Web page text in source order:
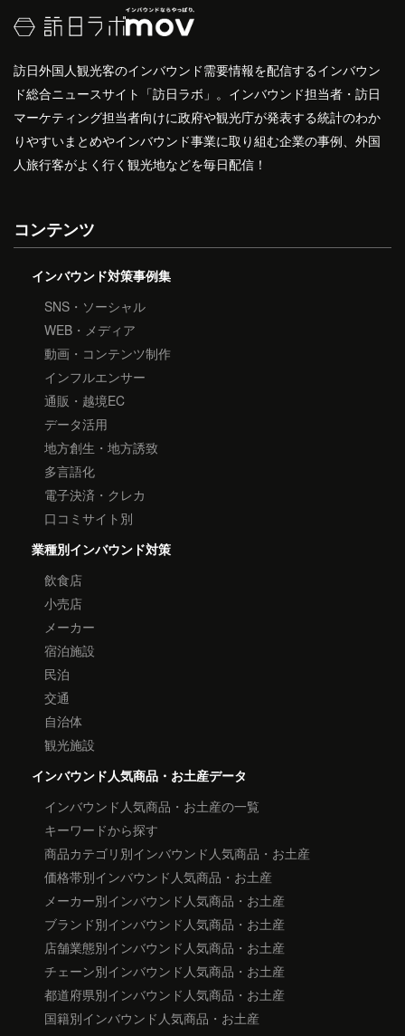
訪日外国人観光客のインバウンド需要情報を配信するインバウン
ド総合ニュースサイト「訪日ラボ」。インバウンド担当者・訪日
マーケティング担当者向けに政府や観光庁が発表する統計のわか
りやすいまとめやインバウンド事業に取り組む企業の事例、外国
人旅行客がよく行く観光地などを毎日配信！
コンテンツ
インバウンド対策事例集
SNS・ソーシャル
WEB・メディア
動画・コンテンツ制作
インフルエンサー
通販・越境EC
データ活用
地方創生・地方誘致
多言語化
電子決済・クレカ
口コミサイト別
業種別インバウンド対策
飲食店
小売店
メーカー
宿泊施設
民泊
交通
自治体
観光施設
インバウンド人気商品・お土産データ
インバウンド人気商品・お土産の一覧
キーワードから探す
商品カテゴリ別インバウンド人気商品・お土産
価格帯別インバウンド人気商品・お土産
メーカー別インバウンド人気商品・お土産
ブランド別インバウンド人気商品・お土産
店舗業態別インバウンド人気商品・お土産
チェーン別インバウンド人気商品・お土産
都道府県別インバウンド人気商品・お土産
国籍別インバウンド人気商品・お土産